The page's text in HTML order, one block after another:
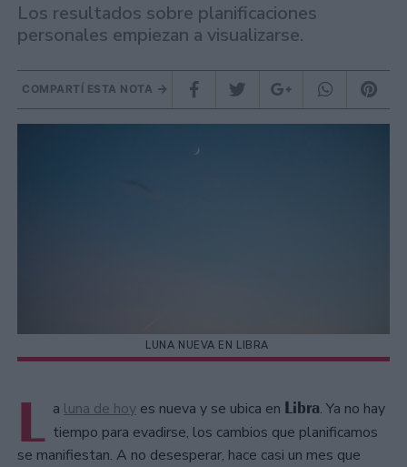
Los resultados sobre planificaciones
personales empiezan a visualizarse.
COMPARTÍ ESTA NOTA
LUNA NUEVA EN LIBRA
L a luna de hoy es nueva y se ubica en Libra. Ya no hay
tiempo para evadirse, los cambios que planificamos
se manifiestan. A no desesperar, hace casi un mes que